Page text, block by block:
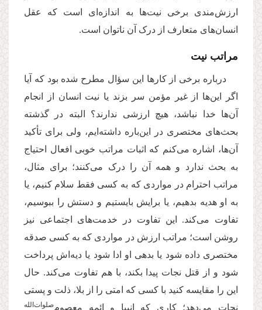
ارزش‌مندی برخی نیت‌ها به اندازه‌ای است که عقل
انسان‌‌های متعارف از درک آن ناتوان است.
مراتب نیت
درباره برخی از کارها این سؤال مطرح شده بود که آیا
اگر این‌ها از غیر مؤمن سر بزند یا نیت انسان از انجام
آن‌ها خدا نباشد، هیچ ارزشی ندارند؟ البته در گذشته
بحث‌های مختصری در این‌باره داشته‌ایم، ولی برای تأکید
آن‌ها، اشاره می‌کنم که اثبات مراتب خوبی افعال احتیاج
به بحث ندارد و همه آن را درک می‌کنند؛ برای مثال،
مراتب احترام در مواردی که به کسی فقط سلام کنیم، یا
به او هدیه بدهیم، یا برایش بایستیم و دستش را ببوسیم،
تفاوت می‌کند. این تفاوت در خدمت‌های اجتماعی نیز
روشن است؛ مراتب ارزش در مواردی که به کسی صدقه‌
مختصری داده شود یا بدهی او ادا شود یا دیه‌اش پرداخت
شود و از قتل نجات پیدا بکند، با هم تفاوت می‌کند. حال
این را مقایسه کنید با کسی که امتی را از بلا، ذلت و پستی
نجات می‌دهد؛ کاری که انبیا و ائمه معصوم‌صلوات‌الله